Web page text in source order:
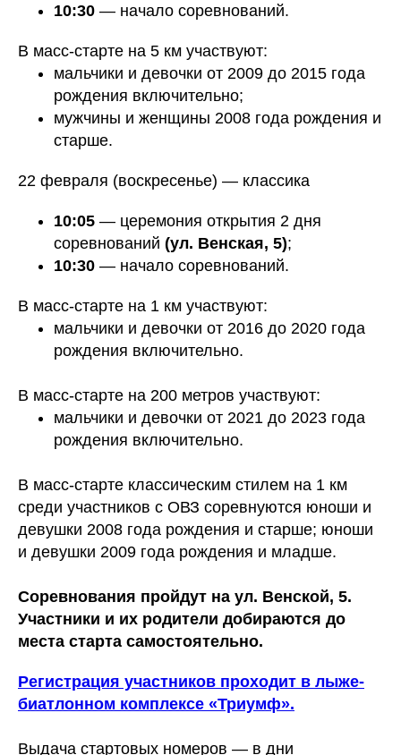
10:30 — начало соревнований.
В масс-старте на 5 км участвуют:
мальчики и девочки от 2009 до 2015 года
рождения включительно;
мужчины и женщины 2008 года рождения и
старше.
22 февраля (воскресенье) — классика
10:05 — церемония открытия 2 дня
соревнований (ул. Венская, 5);
10:30 — начало соревнований.
В масс-старте на 1 км участвуют:
мальчики и девочки от 2016 до 2020 года
рождения включительно.
В масс-старте на 200 метров участвуют:
мальчики и девочки от 2021 до 2023 года
рождения включительно.
В масс-старте классическим стилем на 1 км
среди участников с ОВЗ соревнуются юноши и
девушки 2008 года рождения и старше; юноши
и девушки 2009 года рождения и младше.
Соревнования пройдут на ул. Венской, 5.
Участники и их родители добираются до
места старта самостоятельно.
Регистрация участников проходит в лыже-
биатлонном комплексе «Триумф».
Выдача стартовых номеров — в дни